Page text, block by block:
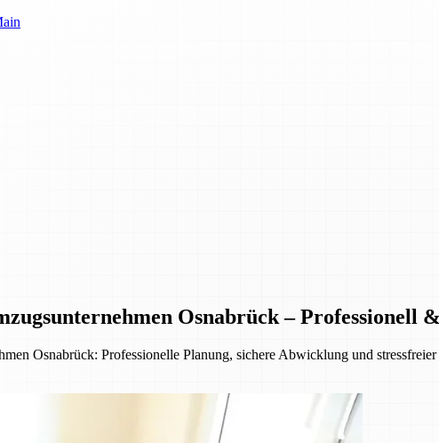
Osnabrück – Professionell
Osnabrück: Professionelle Planung, sichere Abwicklung und